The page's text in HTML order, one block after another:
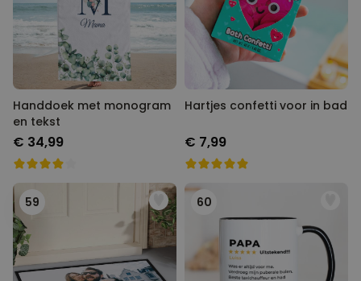
Handdoek met monogram
en tekst
€ 34,99
Hartjes confetti voor in bad
€ 7,99
59 60